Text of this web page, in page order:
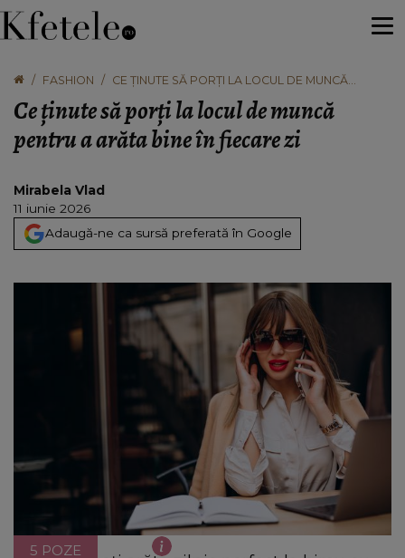
FASHION
CE ȚINUTE SĂ PORȚI LA LOCUL DE MUNCĂ
Ce ținute să porți la locul de muncă
pentru a arăta bine în fiecare zi
Mirabela Vlad
11 iunie 2026
Adaugă-ne ca sursă preferată în Google
5 POZE